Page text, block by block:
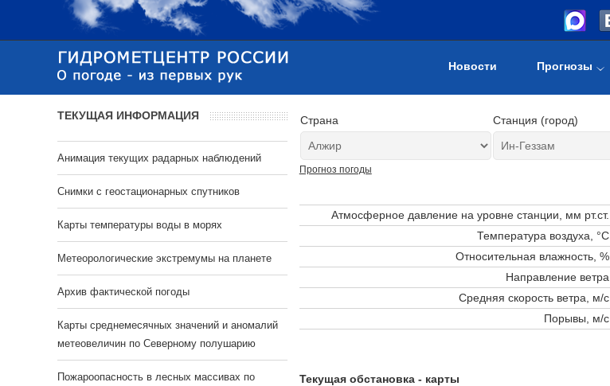
Новости Прогнозы
Страна Станция (город)
Прогноз погоды
Атмосферное давление на уровне станции, мм рт.ст.
Температура воздуха, °C
Относительная влажность, %
Направление ветра
Средняя скорость ветра, м/с
Порывы, м/с
Текущая обстановка - карты
ТЕКУЩАЯ ИНФОРМАЦИЯ
Анимация текущих радарных наблюдений
Cнимки с геостационарных спутников
Карты температуры воды в морях
Метеорологические экстремумы на планете
Архив фактической погоды
Карты среднемесячных значений и аномалий
метеовеличин по Северному полушарию
Пожароопасность в лесных массивах по